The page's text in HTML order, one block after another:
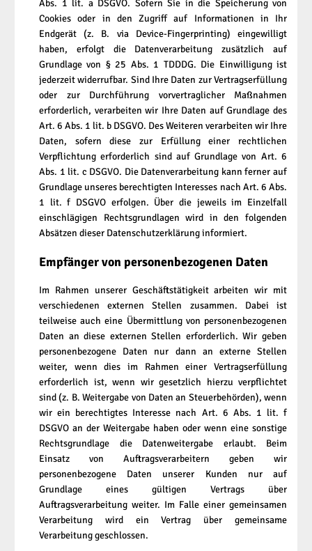
Abs. 1 lit. a DSGVO. Sofern Sie in die Speicherung von
Cookies oder in den Zugriff auf Informationen in Ihr
Endgerät (z. B. via Device-Fingerprinting) eingewilligt
haben, erfolgt die Datenverarbeitung zusätzlich auf
Grundlage von § 25 Abs. 1 TDDDG. Die Einwilligung ist
jederzeit widerrufbar. Sind Ihre Daten zur Vertragserfüllung
oder zur Durchführung vorvertraglicher Maßnahmen
erforderlich, verarbeiten wir Ihre Daten auf Grundlage des
Art. 6 Abs. 1 lit. b DSGVO. Des Weiteren verarbeiten wir Ihre
Daten, sofern diese zur Erfüllung einer rechtlichen
Verpflichtung erforderlich sind auf Grundlage von Art. 6
Abs. 1 lit. c DSGVO. Die Datenverarbeitung kann ferner auf
Grundlage unseres berechtigten Interesses nach Art. 6 Abs.
1 lit. f DSGVO erfolgen. Über die jeweils im Einzelfall
einschlägigen Rechtsgrundlagen wird in den folgenden
Absätzen dieser Datenschutzerklärung informiert.
Empfänger von personenbezogenen Daten
Im Rahmen unserer Geschäftstätigkeit arbeiten wir mit
verschiedenen externen Stellen zusammen. Dabei ist
teilweise auch eine Übermittlung von personenbezogenen
Daten an diese externen Stellen erforderlich. Wir geben
personenbezogene Daten nur dann an externe Stellen
weiter, wenn dies im Rahmen einer Vertragserfüllung
erforderlich ist, wenn wir gesetzlich hierzu verpflichtet
sind (z. B. Weitergabe von Daten an Steuerbehörden), wenn
wir ein berechtigtes Interesse nach Art. 6 Abs. 1 lit. f
DSGVO an der Weitergabe haben oder wenn eine sonstige
Rechtsgrundlage die Datenweitergabe erlaubt. Beim
Einsatz von Auftragsverarbeitern geben wir
personenbezogene Daten unserer Kunden nur auf
Grundlage eines gültigen Vertrags über
Auftragsverarbeitung weiter. Im Falle einer gemeinsamen
Verarbeitung wird ein Vertrag über gemeinsame
Verarbeitung geschlossen.